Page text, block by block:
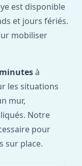
est disponible
et jours fériés.
mobiliser
à
les situations
mur,
Notre
pour
sur place.